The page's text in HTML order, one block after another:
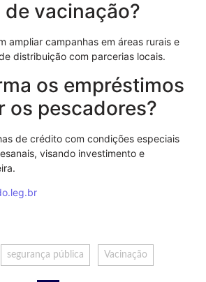
vacinação?
ampliar campanhas em áreas rurais e
distribuição com parcerias locais.
os empréstimos
os pescadores?
de crédito com condições especiais
visando investimento e
segurança pública Vacinação